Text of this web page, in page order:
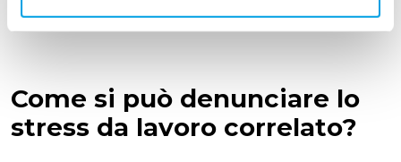
comemalattia professionale.
Come si può denunciare lo
stress da lavoro correlato?